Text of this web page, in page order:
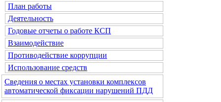
План работы
Деятельность
Годовые отчеты о работе КСП
Взаимодействие
Противодействие коррупции
Использование средств
Сведения о местах установки комплексов
автоматической фиксации нарушений ПДД